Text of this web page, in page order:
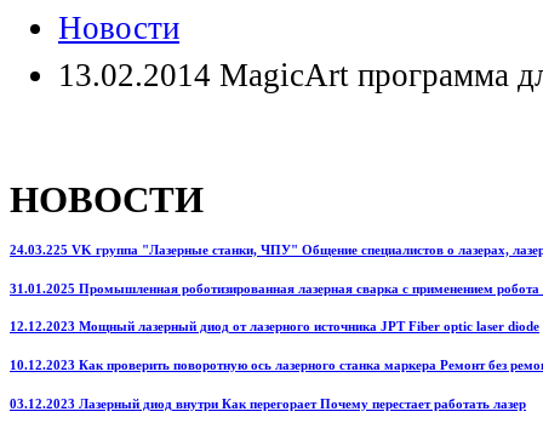
Новости
13.02.2014 MagicArt программа
НОВОСТИ
24.03.225 VK группа "Лазерные станки, ЧПУ" Общение специалистов о лазерах,
31.01.2025 Промышленная роботизированная лазерная сварка с применением
12.12.2023 Мощный лазерный диод от лазерного источника JPT Fiber optic laser diode
10.12.2023 Как проверить поворотную ось лазерного станка маркера Ремонт без
03.12.2023 Лазерный диод внутри Как перегорает Почему перестает работать лазер